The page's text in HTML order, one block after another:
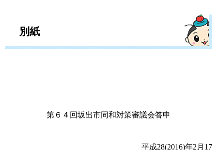
別紙
第６４回坂出市同和対策審議会答申
平成28(2016)年2月17